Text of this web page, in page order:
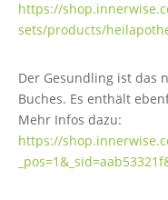
https://
sets/products/
Der Gesundling ist das
Buches. Es enthält
Mehr Infos dazu:
https://